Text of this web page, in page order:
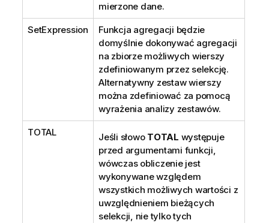
mierzone dane.
SetExpression
Funkcja agregacji będzie
domyślnie dokonywać agregacji
na zbiorze możliwych wierszy
zdefiniowanym przez selekcję.
Alternatywny zestaw wierszy
można zdefiniować za pomocą
wyrażenia analizy zestawów.
TOTAL Jeśli słowo TOTAL występuje
przed argumentami funkcji,
wówczas obliczenie jest
wykonywane względem
wszystkich możliwych wartości z
uwzględnieniem bieżących
selekcji, nie tylko tych